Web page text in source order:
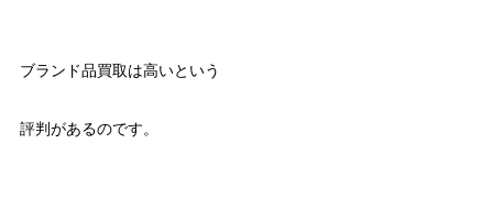
ブランド品買取は高いという
評判があるのです。